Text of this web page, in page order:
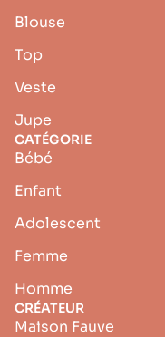
Blouse
Top
Veste
Jupe
CATÉGORIE
Bébé
Enfant
Adolescent
Femme
Homme
CRÉATEUR
Maison Fauve